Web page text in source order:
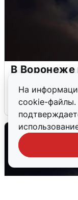
На
cookie-файлы.
В Воронеже
5 августа 0